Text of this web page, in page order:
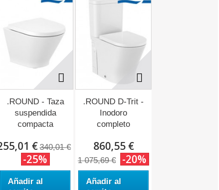
.ROUND - Taza
suspendida
compacta
€ 340,01 €
-25%
Añadir al
.ROUND D-Trit -
Inodoro
completo
860,55 €
1 075,69 € -20%
Añadir al